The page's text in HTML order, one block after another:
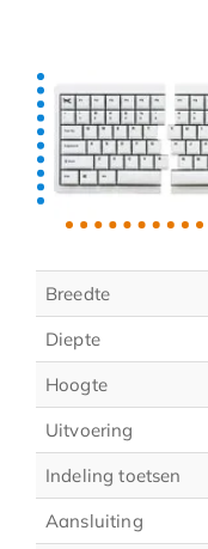
Breedte
Diepte
Hoogte
Uitvoering
Indeling toetsen
Aansluiting